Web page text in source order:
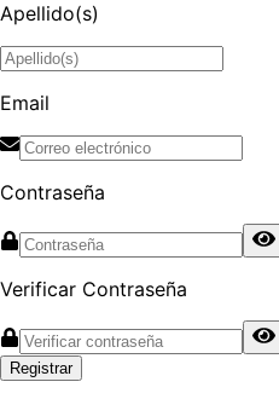
Apellido(s)
Email
Contraseña
Verificar Contraseña
Registrar